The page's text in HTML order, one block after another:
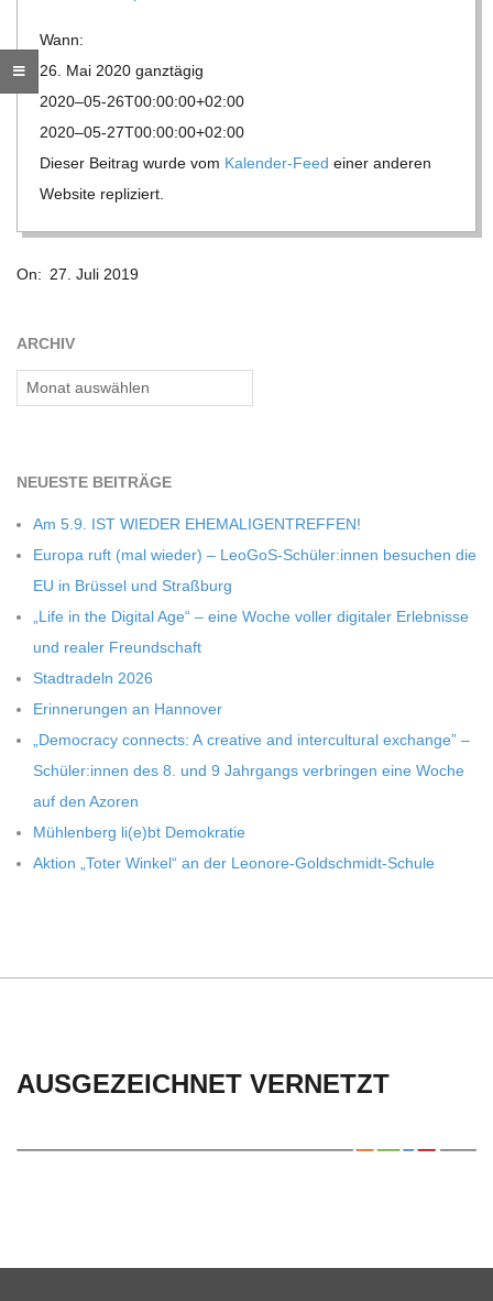
G
O
L
D
S
C
H
M
I
D
T
-
S
C
H
E
Wann:
26. Mai 2020 ganz­tä­gig
2020–05-26T00:00:00+02:00
2020–05-27T00:00:00+02:00
Die­ser Bei­trag wurde vom Kalen­der-Feed einer ande­ren
Web­site repliziert.
07-
On: 27. Juli 2019
ARCHIV
Archiv
NEU­ESTE BEITRÄGE
Am 5.9. IST WIEDER EHEMALIGENTREFFEN!
Europa ruft (mal wie­der) – LeoGoS-Schüler:innen besu­chen die
EU in Brüs­sel und Straßburg
„Life in the Digi­tal Age“ – eine Woche vol­ler digi­ta­ler Erleb­nisse
und rea­ler Freundschaft
Stadt­ra­deln 2026
Erin­ne­run­gen an Hannover
„Demo­cracy con­nects: A crea­tive and inter­cul­tu­ral exch­ange” –
Schüler:innen des 8. und 9 Jahr­gangs ver­brin­gen eine Woche
auf den Azoren
Müh­len­berg li(e)bt Demokratie
Aktion „Toter Win­kel“ an der Leonore-Goldschmidt-Schule
AUSGEZEICHNET VERNETZT